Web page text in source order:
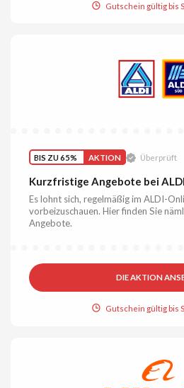
Gutschein gültig bis
BIS ZU 65% AKTION Überprüft
Kurzfristige Angebote bei
Es lohnt sich, regelmäßig im ALDI-
vorbeizuschauen. Hier finden Sie
Angebote.
DIE AKTION
Gutschein gültig bis